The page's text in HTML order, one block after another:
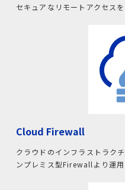
セキュアなリモートアクセス
Cloud Firewall
クラウドのインフラストラク
ンプレミス型Firewallより運